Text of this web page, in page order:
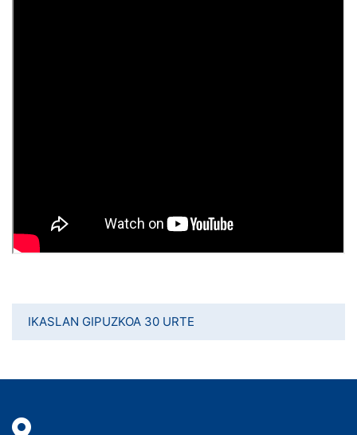
IKASLAN GIPUZKOA 30 URTE